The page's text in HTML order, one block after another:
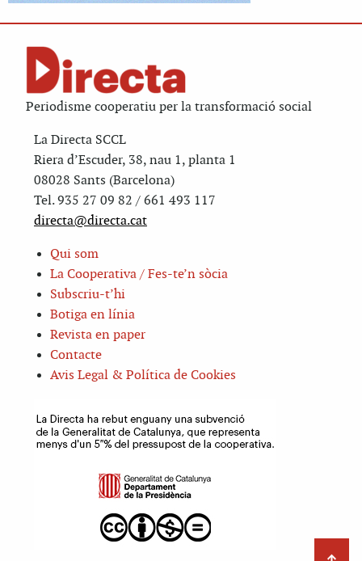
Periodisme cooperatiu per la transformació social
La Directa SCCL
Riera d’Escuder, 38, nau 1, planta 1
08028 Sants (Barcelona)
Tel. 935 27 09 82 / 661 493 117
directa@directa.cat
Qui som
La Cooperativa / Fes-te’n sòcia
Subscriu-t’hi
Botiga en línia
Revista en paper
Contacte
Avis Legal & Política de Cookies